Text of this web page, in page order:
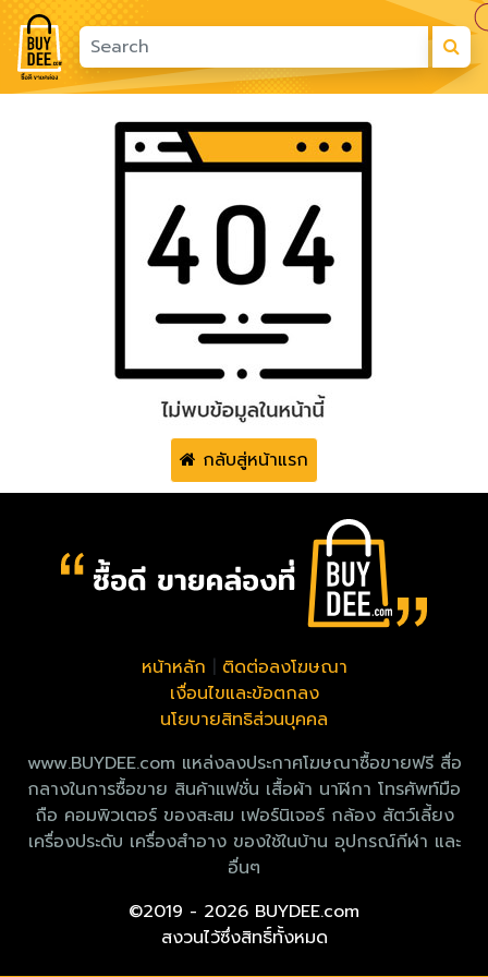
กลับสู่หน้าแรก
หน้าหลัก
ติดต่อลงโฆษณา
เงื่อนไขและข้อตกลง
นโยบายสิทธิส่วนบุคคล
www.BUYDEE.com แหล่งลงประกาศโฆษณาซื้อขายฟรี สื่อ
กลางในการซื้อขาย สินค้าแฟชั่น เสื้อผ้า นาฬิกา โทรศัพท์มือ
ถือ คอมพิวเตอร์ ของสะสม เฟอร์นิเจอร์ กล้อง สัตว์เลี้ยง
เครื่องประดับ เครื่องสำอาง ของใช้ในบ้าน อุปกรณ์กีฬา และ
อื่นๆ
©2019 - 2026 BUYDEE.com
สงวนไว้ซึ่งสิทธิ์ทั้งหมด